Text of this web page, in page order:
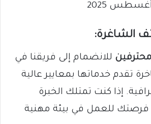
الشاغرة:
للانضمام إلى فريقنا في
تقدم خدماتها بمعايير عالية
إذا كنت تمتلك الخبرة
فرصتك للعمل في بيئة مهنية